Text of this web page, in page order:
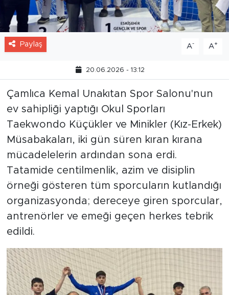
Paylaş A- A+
20.06.2026 - 13:12
Çamlıca Kemal Unakıtan Spor Salonu'nun
ev sahipliği yaptığı Okul Sporları
Taekwondo Küçükler ve Minikler (Kız-Erkek)
Müsabakaları, iki gün süren kıran kırana
mücadelelerin ardından sona erdi.
Tatamide centilmenlik, azim ve disiplin
örneği gösteren tüm sporcuların kutlandığı
organizasyonda; dereceye giren sporcular,
antrenörler ve emeği geçen herkes tebrik
edildi.